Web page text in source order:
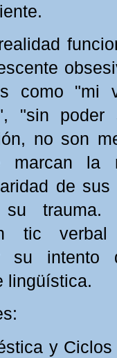
como "mi
"sin
no son
marcan la
de
su trauma.
tic
su intento
lingüística.
y